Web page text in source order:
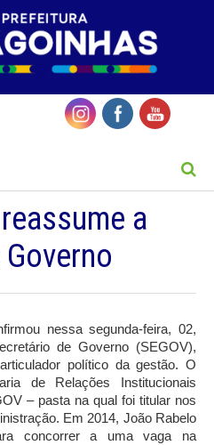
a
nessa segunda-feira, 02,
de Governo (SEGOV),
político da gestão. O
de Relações Institucionais
– pasta na qual foi titular nos
Em 2014, João Rabelo
concorrer a uma vaga na